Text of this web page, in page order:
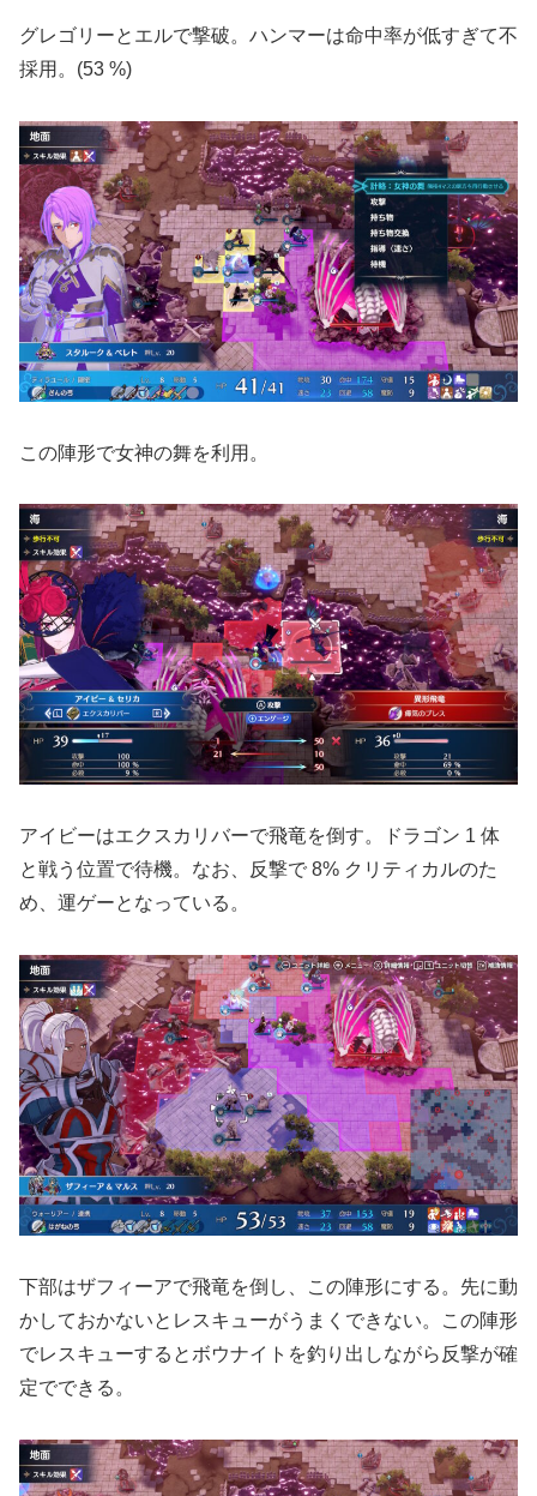
グレゴリーとエルで撃破。ハンマーは命中率が低すぎて不
採用。(53 %)
この陣形で女神の舞を利用。
アイビーはエクスカリバーで飛竜を倒す。ドラゴン 1 体
と戦う位置で待機。なお、反撃で 8% クリティカルのた
め、運ゲーとなっている。
下部はザフィーアで飛竜を倒し、この陣形にする。先に動
かしておかないとレスキューがうまくできない。この陣形
でレスキューするとボウナイトを釣り出しながら反撃が確
定でできる。